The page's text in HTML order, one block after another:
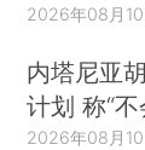
2026年08月10
内塔尼亚
计划 称“
2026年08月10